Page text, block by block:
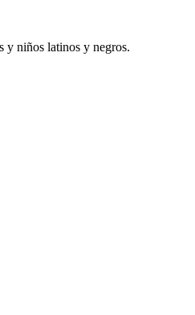
y niños latinos y negros.